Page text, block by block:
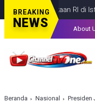
BREAKING
NEWS
RI di Istana
About
Beranda Nasional Presiden